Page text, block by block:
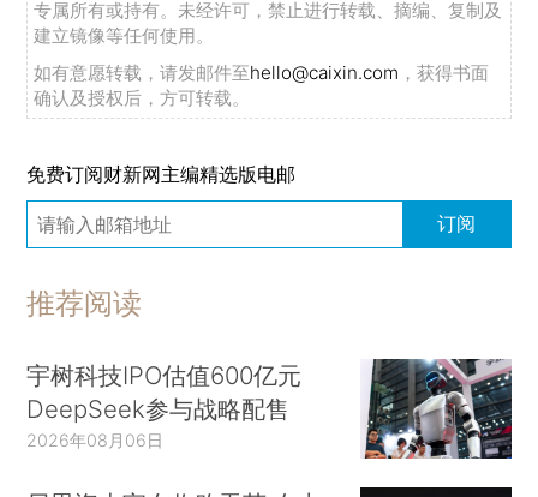
专属所有或持有。未经许可，禁止进行转载、摘编、复制及
建立镜像等任何使用。
如有意愿转载，请发邮件至hello@caixin.com ，获得书面
确认及授权后，方可转载。
免费订阅财新网主编精选版电邮
订阅
推荐阅读
宇树科技IPO估值600亿元
DeepSeek参与战略配售
2026年08月06日